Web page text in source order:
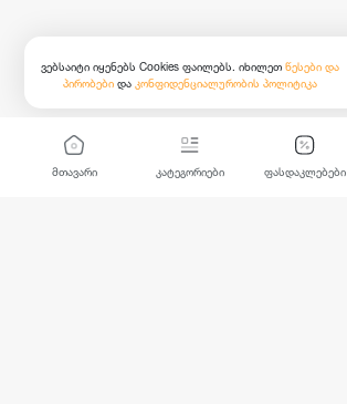
მთავარი კატეგორიები ფასდაკლებები
ვებსაიტი იყენებს Cookies ფაილებს. იხილეთ წესები და
პირობები და კონფიდენციალურობის პოლიტიკა